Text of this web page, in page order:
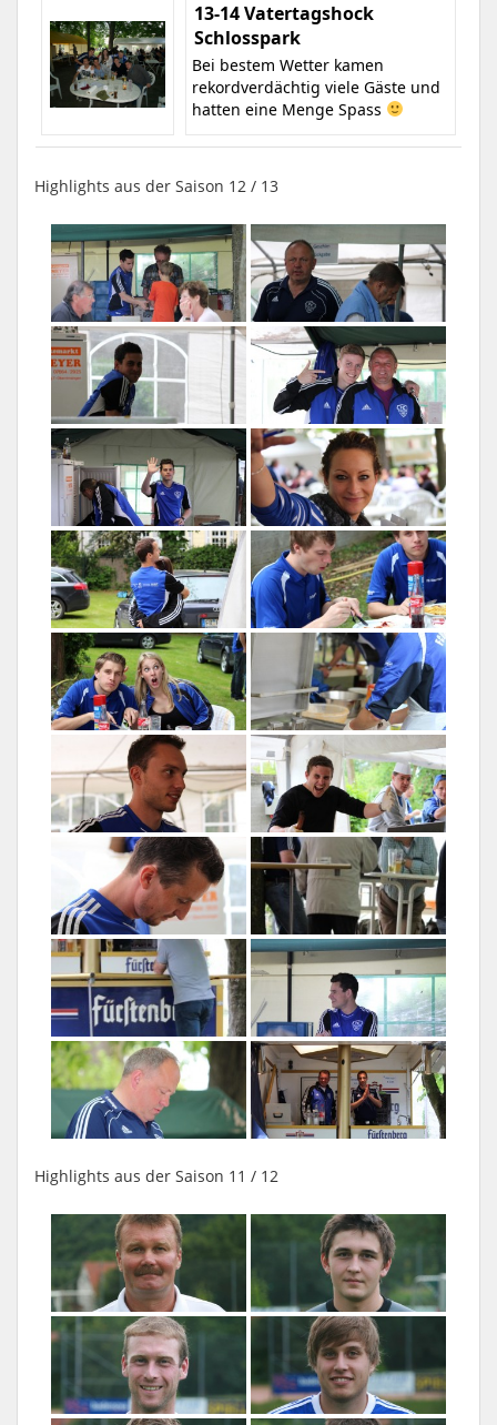
13-14 Vatertagshock
Schlosspark
Bei bestem Wetter kamen
rekordverdächtig viele Gäste und
hatten eine Menge Spass
Highlights aus der Saison 12 / 13
Highlights aus der Saison 11 / 12